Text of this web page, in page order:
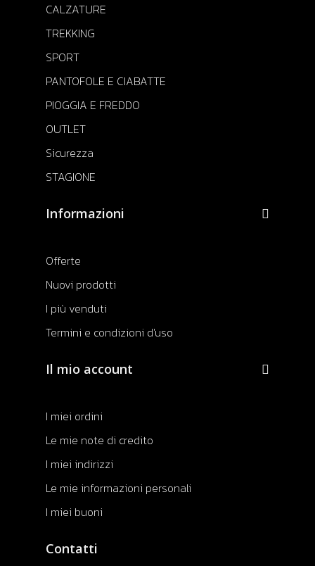
CALZATURE
TREKKING
SPORT
PANTOFOLE E CIABATTE
PIOGGIA E FREDDO
OUTLET
Sicurezza
STAGIONE
Informazioni
Offerte
Nuovi prodotti
I più venduti
Termini e condizioni d'uso
Il mio account
I miei ordini
Le mie note di credito
I miei indirizzi
Le mie informazioni personali
I miei buoni
Contatti